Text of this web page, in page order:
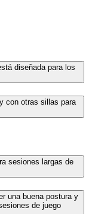
diseñada para los
con otras sillas para
sesiones largas de
una buena postura y
de juego